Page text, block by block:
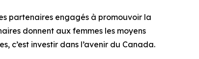
partenaires engagés à promouvoir la
donnent aux femmes les moyens
c’est investir dans l’avenir du Canada.